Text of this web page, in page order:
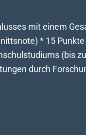
mit einem
* 15 Punkte
(bis
durch